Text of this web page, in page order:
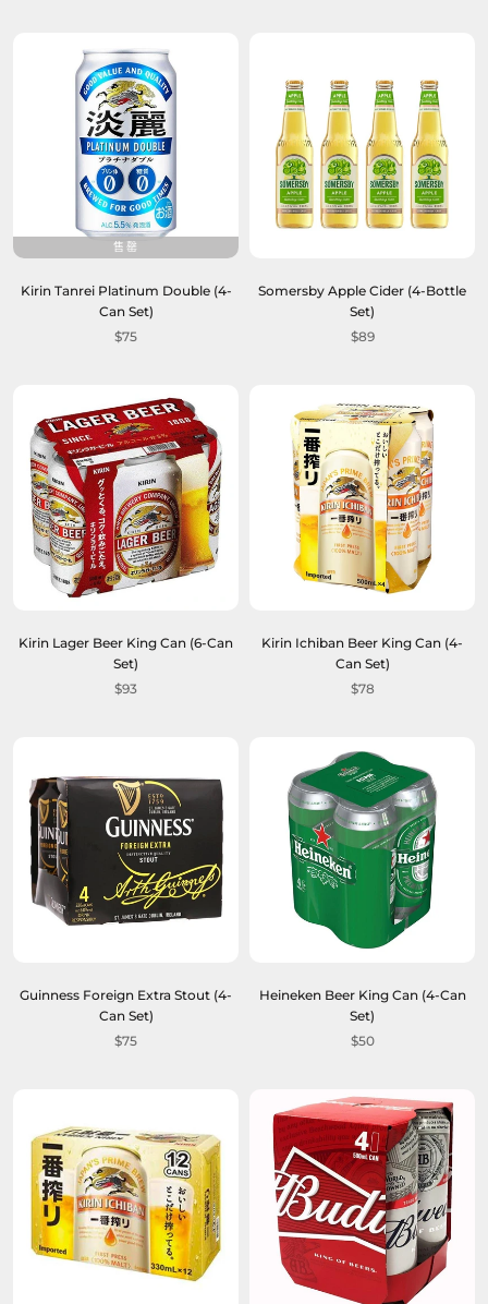
售罄
Kirin Tanrei Platinum Double (4-
Can Set)
$75
Somersby Apple Cider (4-Bottle
Set)
$89
Kirin Lager Beer King Can (6-Can
Set)
$93
Kirin Ichiban Beer King Can (4-
Can Set)
$78
Guinness Foreign Extra Stout (4-
Can Set)
$75
Heineken Beer King Can (4-Can
Set)
$50